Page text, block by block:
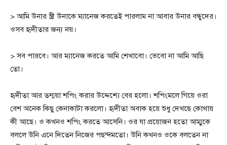
> আমি উনার স্ত্রী উনাকে ম্যানেজ করতেই পারলাম না আবার উনার বন্ধুদের।
ওসব হৃদীতার জন্য নয়।
> সব পারবে। আর ম্যানেজ করতে আমি শেখাবো। ভেবো না আমি আছি
তো।
হৃদীতা আর তন্ময়া শপিং করার উদ্দেশ্যে বের হলো। শপিংমলে গিয়ে ওরা
বেশ অনেক কিছু কেনাকাটা করলো। হৃদীতা অবাক হয়ে শুধু দেখছে কোথায়
কী আছে। ও কখনও শপিং করতে আসেনি। ওর যা প্রয়োজন হতো আম্মুকে
বললে উনি এনে দিতেন নিজের পছন্দমতো। উনি কখনও ওকে বলতেন না